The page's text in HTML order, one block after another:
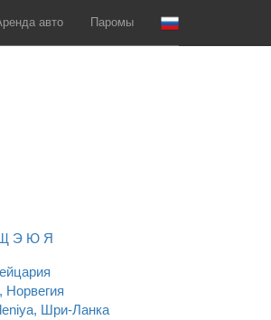
авто Паромы
Э Ю Я
Норвегия
Шри-Ланка